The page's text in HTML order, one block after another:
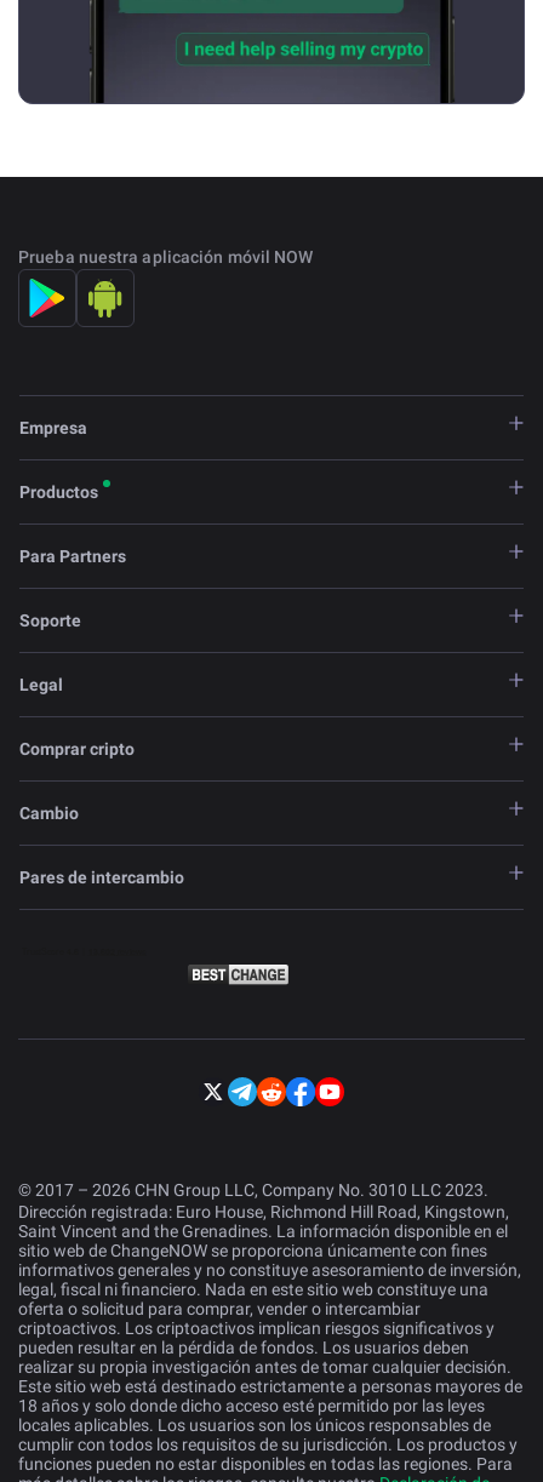
Prueba nuestra aplicación móvil NOW
Empresa
Productos
Para Partners
Soporte
Legal
Comprar cripto
Cambio
Pares de intercambio
© 2017 – 2026 CHN Group LLC, Company No. 3010 LLC 2023.
Dirección registrada: Euro House, Richmond Hill Road, Kingstown,
Saint Vincent and the Grenadines. La información disponible en el
sitio web de ChangeNOW se proporciona únicamente con fines
informativos generales y no constituye asesoramiento de inversión,
legal, fiscal ni financiero. Nada en este sitio web constituye una
oferta o solicitud para comprar, vender o intercambiar
criptoactivos. Los criptoactivos implican riesgos significativos y
pueden resultar en la pérdida de fondos. Los usuarios deben
realizar su propia investigación antes de tomar cualquier decisión.
Este sitio web está destinado estrictamente a personas mayores de
18 años y solo donde dicho acceso esté permitido por las leyes
locales aplicables. Los usuarios son los únicos responsables de
cumplir con todos los requisitos de su jurisdicción. Los productos y
funciones pueden no estar disponibles en todas las regiones. Para